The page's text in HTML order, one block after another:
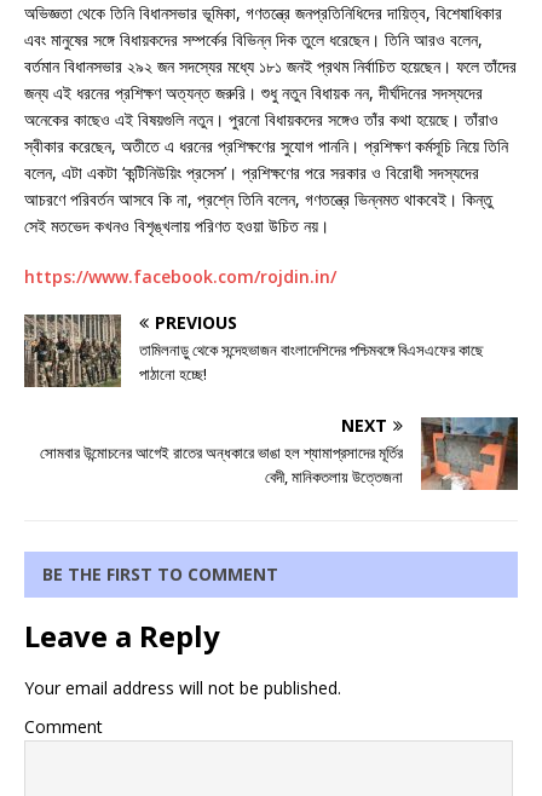
অভিজ্ঞতা থেকে তিনি বিধানসভার ভূমিকা, গণতন্ত্রে জনপ্রতিনিধিদের দায়িত্ব, বিশেষাধিকার
এবং মানুষের সঙ্গে বিধায়কদের সম্পর্কের বিভিন্ন দিক তুলে ধরেছেন। তিনি আরও বলেন,
বর্তমান বিধানসভার ২৯২ জন সদস্যের মধ্যে ১৮১ জনই প্রথম নির্বাচিত হয়েছেন। ফলে তাঁদের
জন্য এই ধরনের প্রশিক্ষণ অত্যন্ত জরুরি। শুধু নতুন বিধায়ক নন, দীর্ঘদিনের সদস্যদের
অনেকের কাছেও এই বিষয়গুলি নতুন। পুরনো বিধায়কদের সঙ্গেও তাঁর কথা হয়েছে। তাঁরাও
স্বীকার করেছেন, অতীতে এ ধরনের প্রশিক্ষণের সুযোগ পাননি। প্রশিক্ষণ কর্মসূচি নিয়ে তিনি
বলেন, এটা একটা ‘কন্টিনিউয়িং প্রসেস’। প্রশিক্ষণের পরে সরকার ও বিরোধী সদস্যদের
আচরণে পরিবর্তন আসবে কি না, প্রশ্নে তিনি বলেন, গণতন্ত্রে ভিন্নমত থাকবেই। কিন্তু
সেই মতভেদ কখনও বিশৃঙ্খলায় পরিণত হওয়া উচিত নয়।
https://www.facebook.com/rojdin.in/
PREVIOUS
তামিলনাড়ু থেকে সন্দেহভাজন বাংলাদেশিদের পশ্চিমবঙ্গে বিএসএফের কাছে
পাঠানো হচ্ছে!
NEXT
সোমবার উন্মোচনের আগেই রাতের অন্ধকারে ভাঙা হল শ্যামাপ্রসাদের মূর্তির
বেদী, মানিকতলায় উত্তেজনা
BE THE FIRST TO COMMENT
Leave a Reply
Your email address will not be published.
Comment